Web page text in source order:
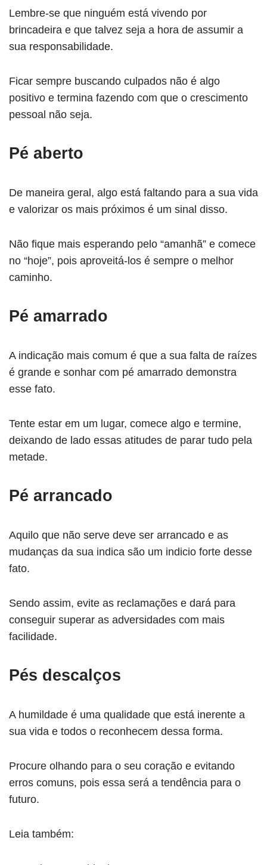
Lembre-se que ninguém está vivendo por
brincadeira e que talvez seja a hora de assumir a
sua responsabilidade.
Ficar sempre buscando culpados não é algo
positivo e termina fazendo com que o crescimento
pessoal não seja.
Pé aberto
De maneira geral, algo está faltando para a sua vida
e valorizar os mais próximos é um sinal disso.
Não fique mais esperando pelo “amanhã” e comece
no “hoje”, pois aproveitá-los é sempre o melhor
caminho.
Pé amarrado
A indicação mais comum é que a sua falta de raízes
é grande e sonhar com pé amarrado demonstra
esse fato.
Tente estar em um lugar, comece algo e termine,
deixando de lado essas atitudes de parar tudo pela
metade.
Pé arrancado
Aquilo que não serve deve ser arrancado e as
mudanças da sua indica são um indicio forte desse
fato.
Sendo assim, evite as reclamações e dará para
conseguir superar as adversidades com mais
facilidade.
Pés descalços
A humildade é uma qualidade que está inerente a
sua vida e todos o reconhecem dessa forma.
Procure olhando para o seu coração e evitando
erros comuns, pois essa será a tendência para o
futuro.
Leia também: